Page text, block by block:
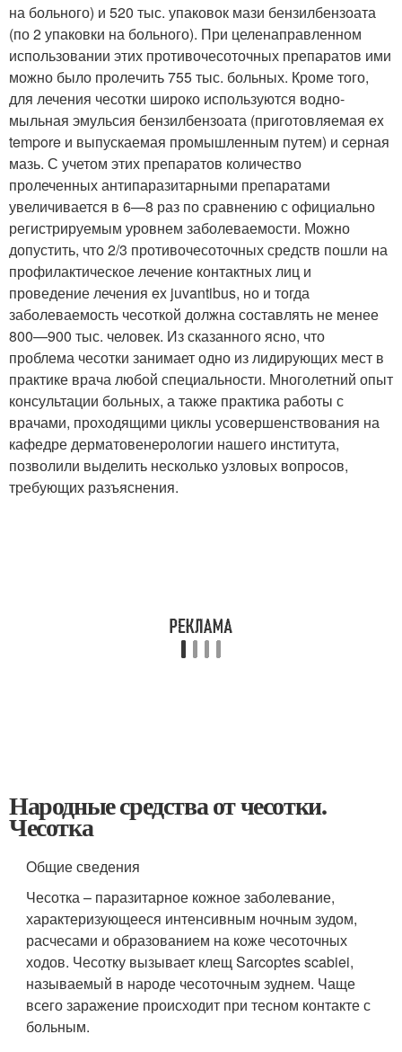
на больного) и 520 тыс. упаковок мази бензилбензоата
(по 2 упаковки на больного). При целенаправленном
использовании этих противочесоточных препаратов ими
можно было проле­чить 755 тыс. больных. Кроме того,
для лечения чесотки ши­роко используются водно-
мыльная эмульсия бензилбензо­ата (приготовляемая ex
tempore и выпускаемая промыш­ленным путем) и серная
мазь. С учетом этих препаратов количество
пролеченных антипаразитарными препарата­ми
увеличивается в 6—8 раз по сравнению с официально
регистрируемым уровнем заболеваемости. Можно
допус­тить, что 2/3 противочесоточных средств пошли на
профи­лактическое лечение контактных лиц и
проведение лече­ния ex juvantibus, но и тогда
заболеваемость чесоткой должна составлять не менее
800—900 тыс. человек. Из ска­занного ясно, что
проблема чесотки занимает одно из ли­дирующих мест в
практике врача любой специальности. Многолетний опыт
консультации больных, а также практика работы с
врачами, проходящими циклы усовершенствования на
кафедре дерматовенерологии нашего института,
позволили вы­делить несколько узловых вопросов,
требующих разъяснения.
Народные средства от чесотки.
Чесотка
Общие сведения
Чесотка – паразитарное кожное заболевание,
характеризующееся интенсивным ночным зудом,
расчесами и образованием на коже чесоточных
ходов. Чесотку вызывает клещ Sarcoptes scabiei,
называемый в народе чесоточным зуднем. Чаще
всего заражение происходит при тесном контакте с
больным.